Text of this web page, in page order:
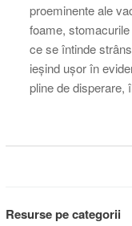
proeminente ale
foame,
ce se întinde
ieşind uşor în
pline de
Resurse pe categorii